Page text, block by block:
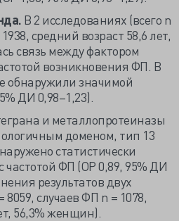
В 2 исследованиях (всего n
средний возраст 58,6 лет,
связь между фактором
возникновения ФП. В
обнаружили значимой
ДИ 0,98–1,23).
и металлопротеиназы
доменом, тип 13
статистически
ФП (ОР 0,89, 95% ДИ
результатов двух
8059, случаев ФП n = 1078,
56,3% женщин).